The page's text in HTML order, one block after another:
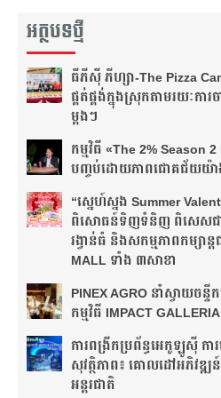
អត្ថបទថ្មី
ធីភីស៊ី ភីហ្សា-The Pizza
ផ្គត់ផ្គង់​ក្នុង​ស្រុក​តាមរយៈ​កា
ម្តងៗ​
កម្មវិធី «The 2% Season
បញ្ចប់ដោយភាពជោគជ័យយ៉ា
“ស្នេហ៍ស្នង Summer
ពិសោធន៍ទិញទំនិញ ពិសេសជាមួ
រង្វាន់ធំ និងសកម្មភាពកម្សាន្
MALL ទាំង ៣សាខា
PINEX AGRO នាំ​ស្វាយចន្ទី​
កម្មវិធី​ IMPACT
ការពង្រីកប្រព័ន្ធអេកូឡូស៊ី កា
សុវត្ថិភាព៖ គោលដៅអភិវឌ្ឍ
អន្តរជាតិ